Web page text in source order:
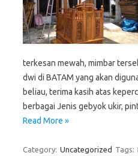
terkesan mewah, mimbar
dwi di BATAM yang akan
beliau, terima kasih atas
berbagai Jenis gebyok ukir,
Read More »
Category: Uncategorized Tags: